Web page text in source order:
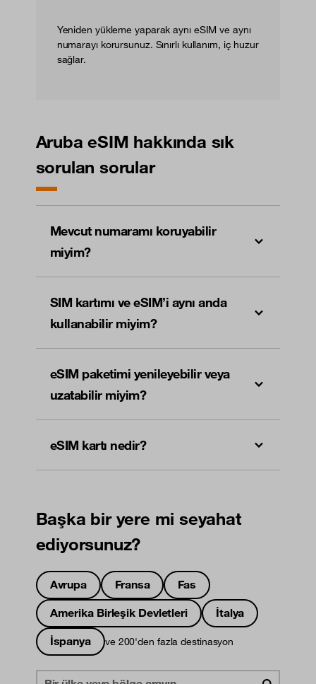
Yeniden yükleme yaparak aynı eSIM ve aynı
numarayı korursunuz. Sınırlı kullanım, iç huzur
sağlar.
Aruba eSIM hakkında sık
sorulan sorular
Mevcut numaramı koruyabilir
miyim?
SIM kartımı ve eSIM’i aynı anda
kullanabilir miyim?
eSIM paketimi yenileyebilir veya
uzatabilir miyim?
eSIM kartı nedir?
Başka bir yere mi seyahat
ediyorsunuz?
Avrupa Fransa
Fas
Amerika Birleşik Devletleri
İtalya
İspanya
ve 200'den fazla destinasyon